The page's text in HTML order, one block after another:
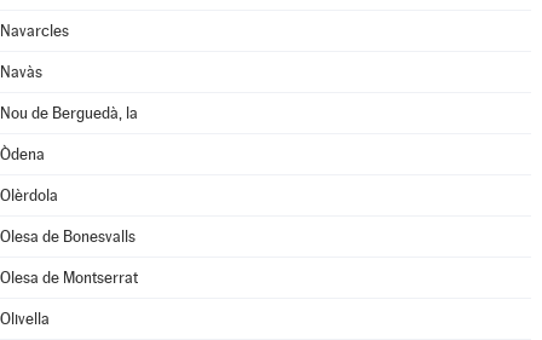
Navarcles
Navàs
Nou de Berguedà, la
Òdena
Olèrdola
Olesa de Bonesvalls
Olesa de Montserrat
Olivella